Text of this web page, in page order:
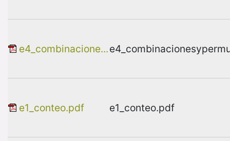
e4_combinacione...
e1_conteo.pdf e1_conteo.pdf